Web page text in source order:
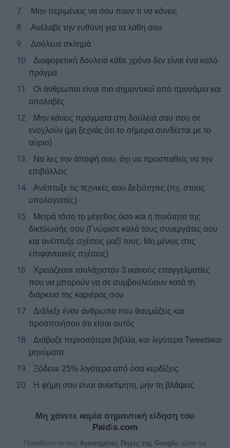
7. Μην περιμένεις να σου πουν τι να κάνεις
8. Ανέλαβε την ευθύνη για τα λάθη σου
9. Δούλευε σκληρά
10.
Διαφορετική δουλειά κάθε χρόνο δεν είναι ένα καλό
πράγμα
11.
Οι άνθρωποι είναι πιο σημαντικοί από προνόμια και
απολαβές
12.
Μην κάνεις πράγματα στη δουλειά σου που σε
ενοχλούν (μη ξεχνάς ότι το σήμερα συνδέεται με το
αύριο)
13.
Να λες την άποψή σου, όχι να προσπαθείς να την
επιβάλλεις
14.
Ανέπτυξε τις τεχνικές σου δεξιότητες (πχ. στους
υπολογιστές)
15.
Μετρά τόσο το μέγεθος όσο και η ποιότητα της
δικτύωσής σου (Γνώρισε καλά τους συνεργάτες σου
και ανέπτυξε σχέσεις μαζί τους. Μη μένεις στις
επιφανειακές σχέσεις)
16.
Χρειάζεσαι τουλάχιστον 3 ικανούς επαγγελματίες
που να μπορούν να σε συμβουλεύουν κατά τη
διάρκεια της καριέρας σου
17.
Διάλεξε έναν άνθρωπο που θαυμάζεις και
προσποιήσου ότι είσαι αυτός
18. Διάβαζε περισσότερα βιβλία, και λιγότερα Tweetsκαι
μηνύματα
19. Ξόδευε 25% λιγότερα από όσα κερδίζεις
20. Η φήμη σου είναι ανεκτίμητη, μην τη βλάψεις
Μη χάνετε καμία σημαντική είδηση του
Paid is.com
Προσθέστε το στις Αγαπημένες Πηγές της Google, ώστε να